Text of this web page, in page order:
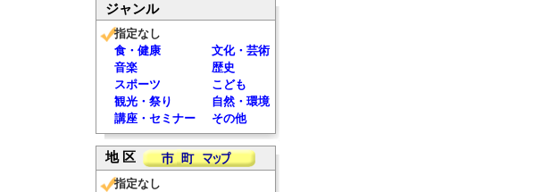
ジャンル
指定なし
食・健康
文化・芸術
音楽
歴史
スポーツ
こども
観光・祭り
自然・環境
講座・セミナー
その他
地 区
指定なし